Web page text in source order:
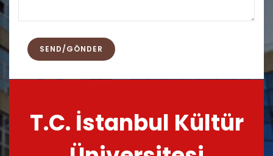
T.C. İstanbul Kültür